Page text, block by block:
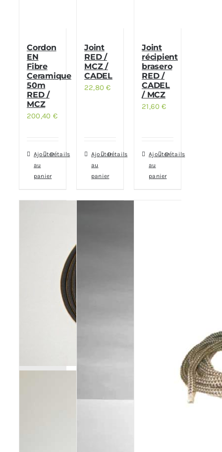
Cordon
EN
Fibre
Ceramique
50m
RED /
MCZ
200,40 €
Ajouter
au
panier
Détails
Joint
RED /
MCZ /
CADEL
22,80€
Ajouter
au
panier
Détails
Joint
récipient
brasero
RED /
CADEL
/ MCZ
21,60€
Ajouter
au
panier
Détails